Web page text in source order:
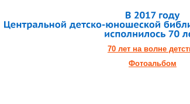
70 лет на волне
Фотоальбом